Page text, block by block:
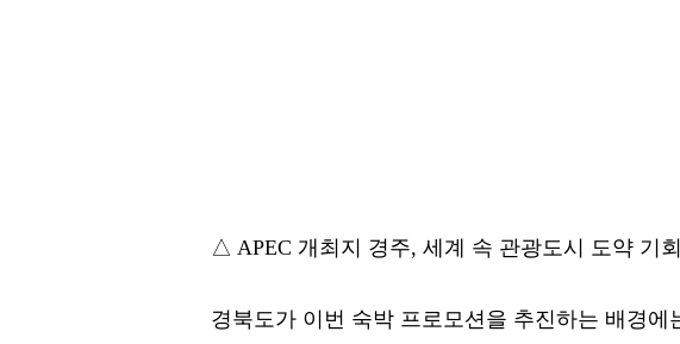
△ APEC 개최지 경주, 세계 속 관광도시 도약 기회
경북도가 이번 숙박 프로모션을 추진하는 배경에